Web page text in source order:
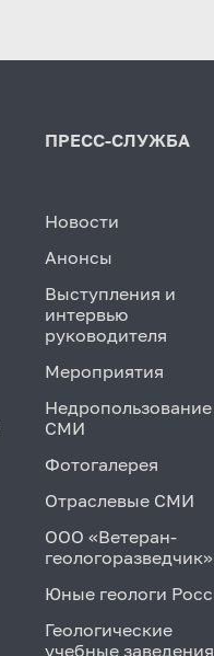
ПРЕСС-СЛУЖБА
Новости
Анонсы
Выступления и
интервью
руководителя
Мероприятия
СМИ
Фотогалерея
Отраслевые СМИ
ООО «Ветеран-
геологоразведчик»
Юные геологи
Геологические
учебные заведения